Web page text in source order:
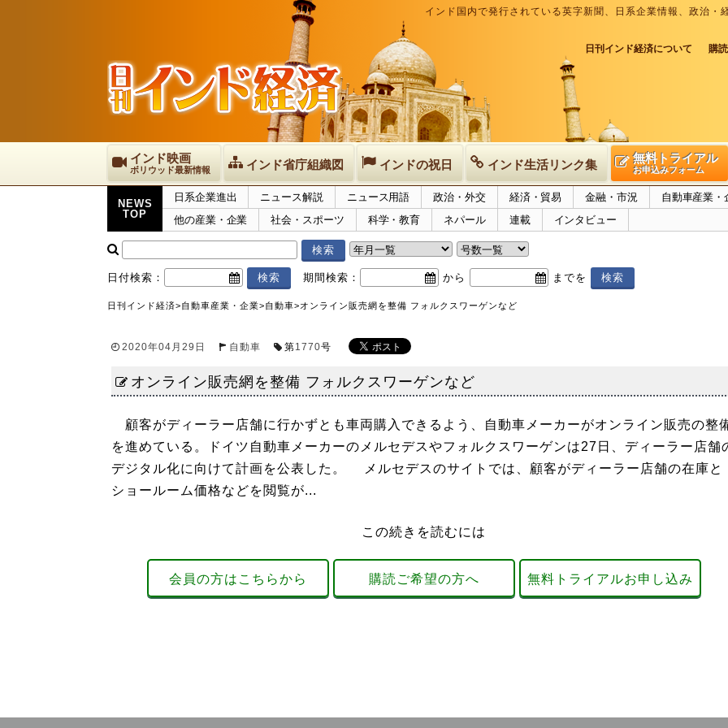
インド国内で発行されている英字新聞、日系企業情報、政治
日刊インド経済について 購
インド映画
ボリウッド最新情報 インド省庁組織図 インドの祝日 インド生活リンク集 無料トライアル
お申込みフォーム
NEWS
TOP
日系企業進出 ニュース解説 ニュース用語 政治・外交 経済・貿易 金融・市況
自動車産業・
他の産業・企業
社会・スポーツ 科学・教育 ネパール 連載 インタビュー
日付検索： 期間検索： から までを
日刊インド経済>自動車産業・企業>自動車>オンライン販売網を整備 フォルクスワーゲンなど
2020年04月29日 自動車 第1770号
オンライン販売網を整備 フォルクスワーゲンなど
顧客がディーラー店舗に行かずとも車両購入できるよう、自動車メーカーがオンライン販売の整
を進めている。ドイツ自動車メーカーのメルセデスやフォルクスワーゲンは27日、ディーラー店舗
デジタル化に向けて計画を公表した。 メルセデスのサイトでは、顧客がディーラー店舗の在庫と
ショールーム価格などを閲覧が...
この続きを読むには
会員の方はこちらから 購読ご希望の方へ 無料トライアルお申し込み